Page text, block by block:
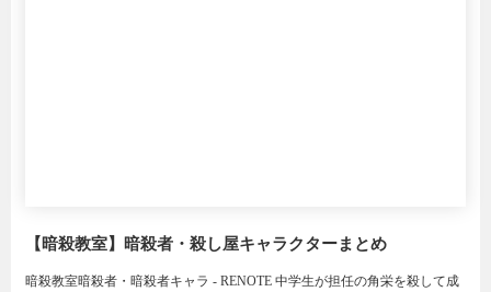
【暗殺教室】暗殺者・殺し屋キャラクターまとめ
暗殺教室暗殺者・暗殺者キャラ - RENOTE 中学生が担任の角栄を殺して成